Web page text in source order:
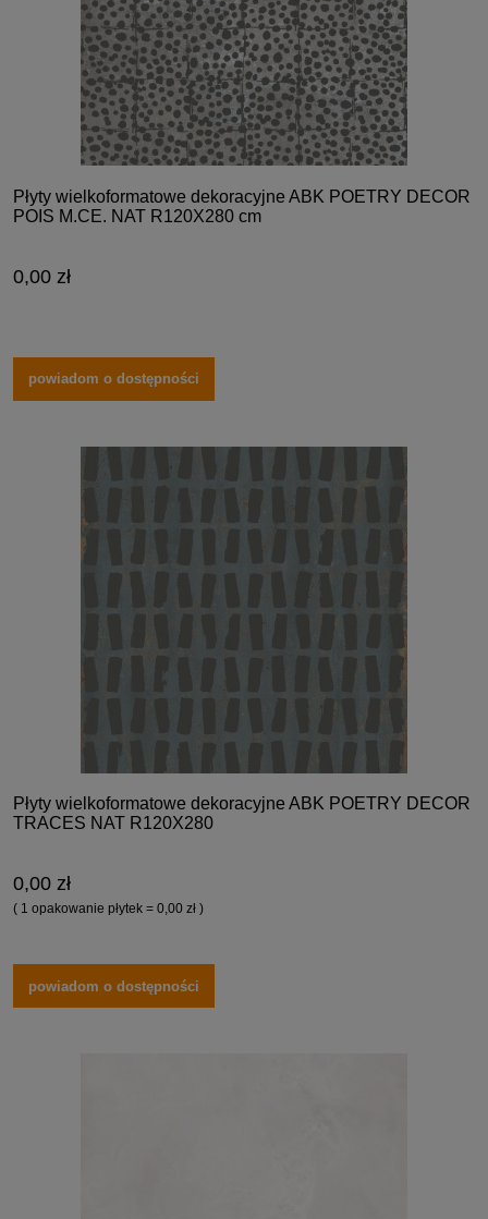
Płyty wielkoformatowe dekoracyjne ABK POETRY DECOR
POIS M.CE. NAT R120X280 cm
0,00 zł
powiadom o dostępności
Płyty wielkoformatowe dekoracyjne ABK POETRY DECOR
TRACES NAT R120X280
0,00 zł
( 1 opakowanie płytek = 0,00 zł )
powiadom o dostępności